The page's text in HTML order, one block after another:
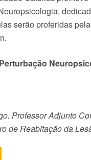
(GRIM)
(CIIS)
serão proferidas
Professor Adjunto
de Reabitação da